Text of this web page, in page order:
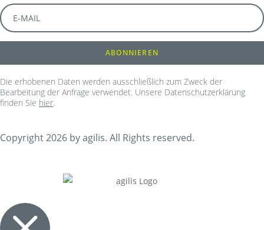
Die erhobenen Daten werden ausschließlich zum Zweck der
Bearbeitung der Anfrage verwendet. Unsere Datenschutzerklärung
finden Sie hier.
Copyright 2026 by agilis. All Rights reserved.